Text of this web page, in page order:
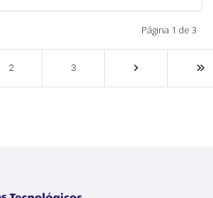
Página 1 de 3
2 3